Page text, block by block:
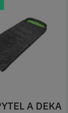
A DEKA